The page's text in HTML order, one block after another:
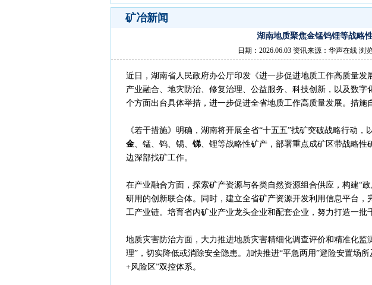
矿冶新闻
湖南地质聚焦金锰钨锂等战略
日期：2026.06.03 资讯来源：华声在线 浏
近日，湖南省人民政府办公厅印发《进一步促进地质工作高质量发
产业融合、地灾防治、修复治理、公益服务、科技创新，以及数字
个方面出台具体举措，进一步促进全省地质工作高质量发展。措施
《若干措施》明确，湖南将开展全省“十五五”找矿突破战略行动
金、锰、钨、锡、 锑、锂等战略性矿产，部署重点成矿区带战略
边深部找矿工作。
在产业融合方面，探索矿产资源与各类自然资源组合供应，构建“
研用的创新联合体。同时，建立全省矿产资源开发利用信息平台，
工产业链。培育省内矿业产业龙头企业和配套企业，努力打造一批
地质灾害防治方面，大力推进地质灾害精细化调查评价和精准化监
理”，切实降低或消除安全隐患。加快推进“平急两用”避险安置场
+风险区”双控体系。